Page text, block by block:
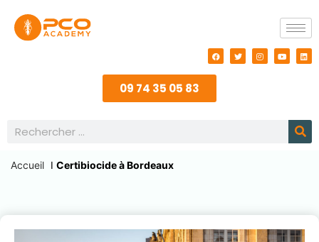
09 74 35 05 83
Accueil I Certibiocide à Bordeaux